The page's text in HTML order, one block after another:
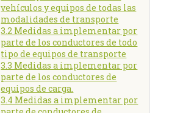
vehículos y equipos de todas las
modalidades de transporte
3.2 Medidas a implementar por
parte de los conductores de todo
tipo de equipos de transporte
3.3 Medidas a implementar por
parte de los conductores de
equipos de carga.
3.4 Medidas a implementar por